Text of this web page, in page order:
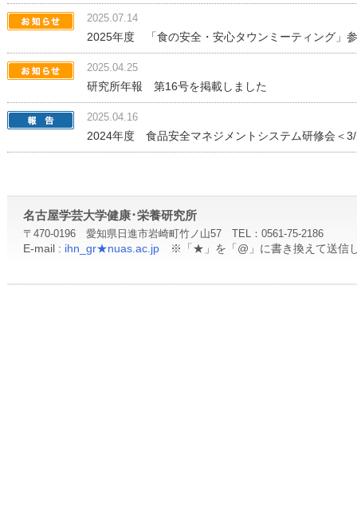
2025.07.14
2025年度 「食の安全・安心タウンミーティング」
2025.04.25
研究所年報 第16号を掲載しました
2025.04.16
2024年度 食品安全マネジメントシステム研修会＜
名古屋学芸大学健康･栄養研究所
〒470-0196 愛知県日進市岩崎町竹ノ山57 TEL：0561-75-2186
E-mail : ihn_gr★nuas.ac.jp ※「★」を「@」に書き換えて送信